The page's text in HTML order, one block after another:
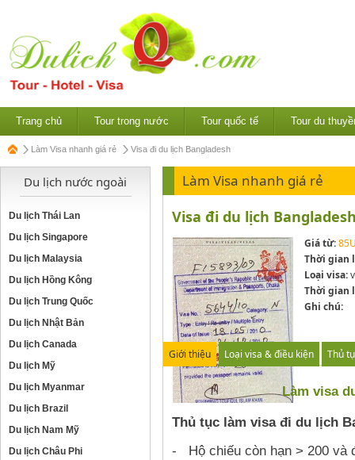
Trang chủ Tour trong nước Tour quốc tế Tour du
Làm Visa nhanh giá rẻ Visa đi du lịch Bangladesh
Du lịch nước ngoài
Du lịch Thái Lan
Du lịch Singapore
Du lịch Malaysia
Du lịch Hồng Kông
Du lịch Trung Quốc
Du lịch Nhật Bản
Du lịch Canada
Du lịch Mỹ
Du lịch Myanmar
Du lịch Brazil
Du lịch Nam Mỹ
Du lịch Châu Phi
Làm Visa nhanh giá rẻ
Visa đi du lịch
Giá từ:
Thời gian
Loại visa:
Thời gian
Ghi chú:
Giới thiệu Loại visa & điều kiện Thủ
Làm visa
Thủ tục làm visa đi du lịch
- Hộ chiếu còn hạn > 200 và